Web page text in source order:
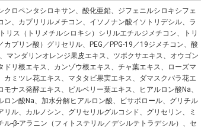
クロペンタシロキサン、酸化亜鉛、ジフェニルシロキシフェ
ン、カプリリルメチコン、イソノナン酸イソトリデシル、ラ
リス（トリメチルシロキシ）シリルエチルジメチコン、トリ
カプリン酸）グリセリル、PEG／PPG-19／19ジメチコン、酸
マンダリンオレンジ果皮エキス、ツボクサエキス、オウゴン
ドリ根エキス、カンゾウ根エキス、チャ葉エキス、ローズマ
カミツレ花エキス、マタタビ果実エキス、ダマスクバラ花エ
モナス発酵エキス、ビルベリー葉エキス、ヒアルロン酸Na、
ロン酸Na、加水分解ヒアルロン酸、ビサボロール、グリチル
リル、カルノシン、グリセリルグルコシド、グリセリン、ミ
ル-β-アラニン（フィトステリル／デシルテトラデシル）、セ